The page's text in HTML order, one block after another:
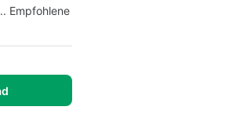
Empfohlene